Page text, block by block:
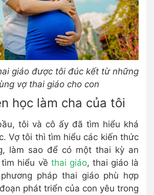
giáo được tôi đúc kết từ những
vợ thai giáo cho con
học làm cha của tôi
tôi và cô ấy đã tìm hiểu khá
Vợ tôi thì tìm hiểu các kiến thức
làm sao để có một thai kỳ an
hiểu về thai giáo, thai giáo là
pháp thai giáo phù hợp
phát triển của con yêu trong